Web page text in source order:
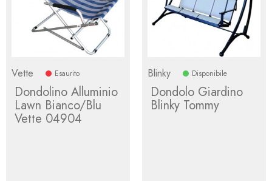
Vette Esaurito
Dondolino Alluminio
Lawn Bianco/Blu
Vette 04904
Blinky Disponibile
Dondolo Giardino
Blinky Tommy